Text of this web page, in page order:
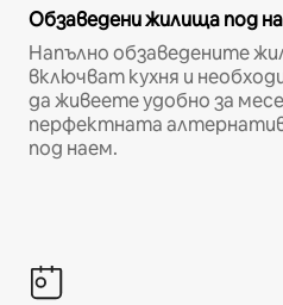
Обзаведени жилища под
Напълно обзаведените
включват кухня и
да живеете удобно за
перфектната
под наем.